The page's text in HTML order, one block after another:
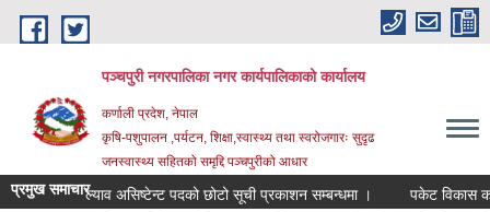
Skip to main content
पञ्चपुरी नगरपालिका नगर कार्यपालिकाको कार्यालय
कर्णाली प्रदेश, नेपाल
कृषि-पशुपालन ,पर्यटन, शिक्षा,स्वास्थ्य तथा स्वरोजगारः सुदृढ
जनस्वास्थ्य सहितको समृद्दि पञ्चपुरीको आधार
प्रमुख समाचारल्याव असिष्टेन्ट पदको छोटो सूची प्रकाशन सम्बन्धमा । पकेट विकास